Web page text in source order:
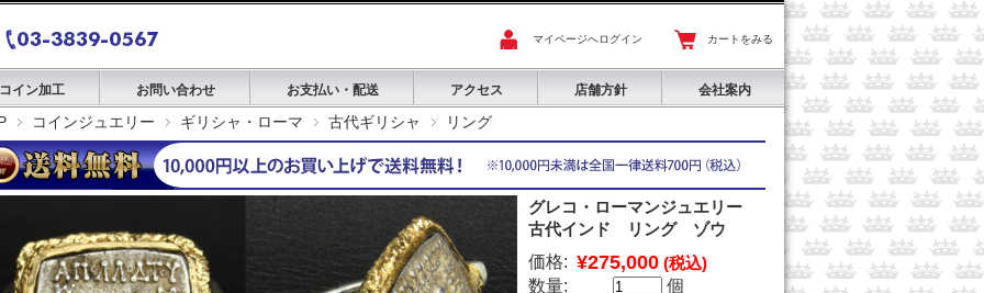
マイページへログイン カートをみる
コイン加工 お問い合わせ お支払い・配送 アクセス 店舗方針 会社案内
コインジュエリー ギリシャ・ローマ 古代ギリシャ リング
グレコ・ローマンジュエリー
古代インド リング ゾウ
価格: ¥275,000 (税込)
数量:
個